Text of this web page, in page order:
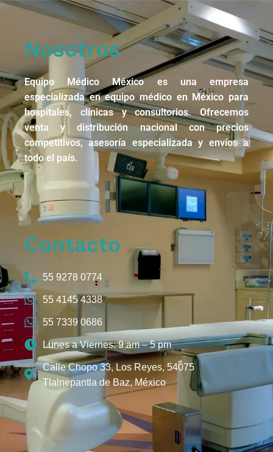
Nosotros
Equipo Médico México es una empresa
especializada en equipo médico en México para
hospitales, clínicas y consultorios. Ofrecemos
venta y distribución nacional con precios
competitivos, asesoría especializada y envíos a
todo el país.
Contacto
55 9278 0774
55 4145 4338
55 7339 0686
Lunes a Viernes: 9 am – 5 pm
Calle Chopo 33, Los Reyes, 54075
Tlalnepantla de Baz, México